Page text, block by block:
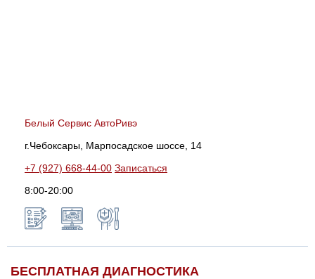
Белый Сервис АвтоРивэ
г.Чебоксары, Марпосадское шоссе, 14
+7 (927) 668-44-00 Записаться
8:00-20:00
БЕСПЛАТНАЯ ДИАГНОСТИКА